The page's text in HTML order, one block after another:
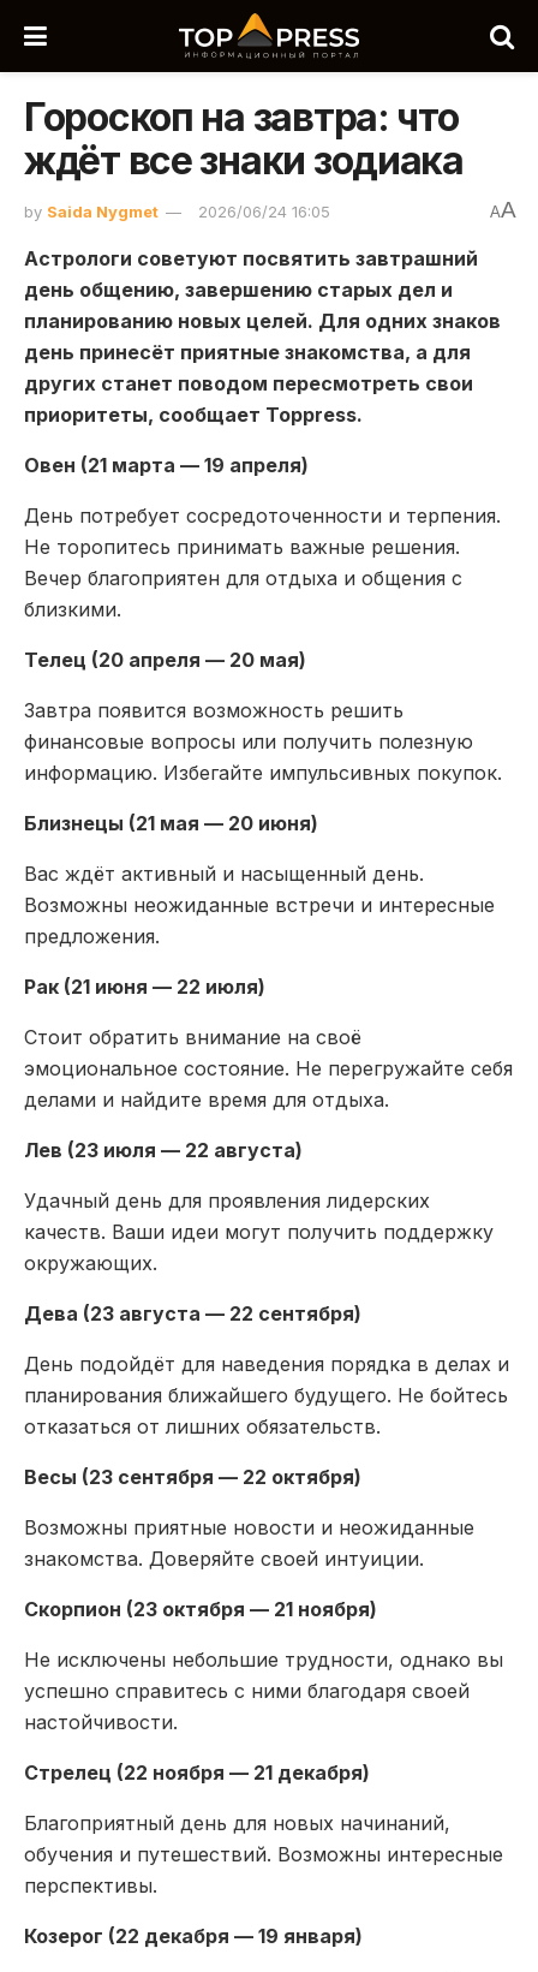
Гороскоп на завтра: что
ждёт все знаки зодиака
by Saida Nygmet 2026/06/24 16:05 AA
Астрологи советуют посвятить завтрашний
день общению, завершению старых дел и
планированию новых целей. Для одних знаков
день принесёт приятные знакомства, а для
других станет поводом пересмотреть свои
приоритеты, сообщает Toppress.
Овен (21 марта — 19 апреля)
День потребует сосредоточенности и терпения.
Не торопитесь принимать важные решения.
Вечер благоприятен для отдыха и общения с
близкими.
Телец (20 апреля — 20 мая)
Завтра появится возможность решить
финансовые вопросы или получить полезную
информацию. Избегайте импульсивных покупок.
Близнецы (21 мая — 20 июня)
Вас ждёт активный и насыщенный день.
Возможны неожиданные встречи и интересные
предложения.
Рак (21 июня — 22 июля)
Стоит обратить внимание на своё
эмоциональное состояние. Не перегружайте себя
делами и найдите время для отдыха.
Лев (23 июля — 22 августа)
Удачный день для проявления лидерских
качеств. Ваши идеи могут получить поддержку
окружающих.
Дева (23 августа — 22 сентября)
День подойдёт для наведения порядка в делах и
планирования ближайшего будущего. Не бойтесь
отказаться от лишних обязательств.
Весы (23 сентября — 22 октября)
Возможны приятные новости и неожиданные
знакомства. Доверяйте своей интуиции.
Скорпион (23 октября — 21 ноября)
Не исключены небольшие трудности, однако вы
успешно справитесь с ними благодаря своей
настойчивости.
Стрелец (22 ноября — 21 декабря)
Благоприятный день для новых начинаний,
обучения и путешествий. Возможны интересные
перспективы.
Козерог (22 декабря — 19 января)